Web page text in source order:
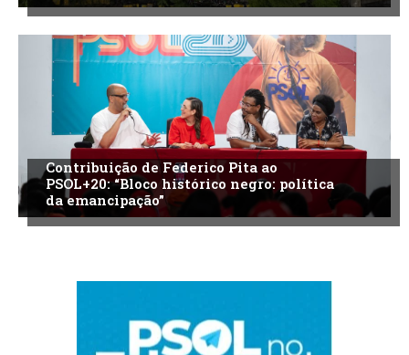
Contribuição de Federico Pita ao
PSOL+20: “Bloco histórico negro: política
da emancipação”